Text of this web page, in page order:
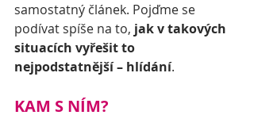
samostatný článek. Pojďme se
podívat spíše na to, jak v takových
situacích vyřešit to
nejpodstatnější – hlídání.
KAM S NÍM?